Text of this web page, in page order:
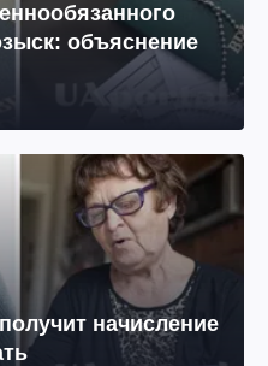
объяснение
начисление